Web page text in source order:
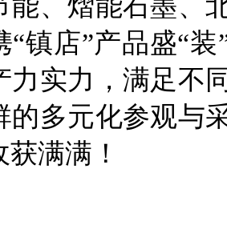
能、熠能石墨、
“镇店”产品盛“
力实力，满足不
的多元化参观与
满满！